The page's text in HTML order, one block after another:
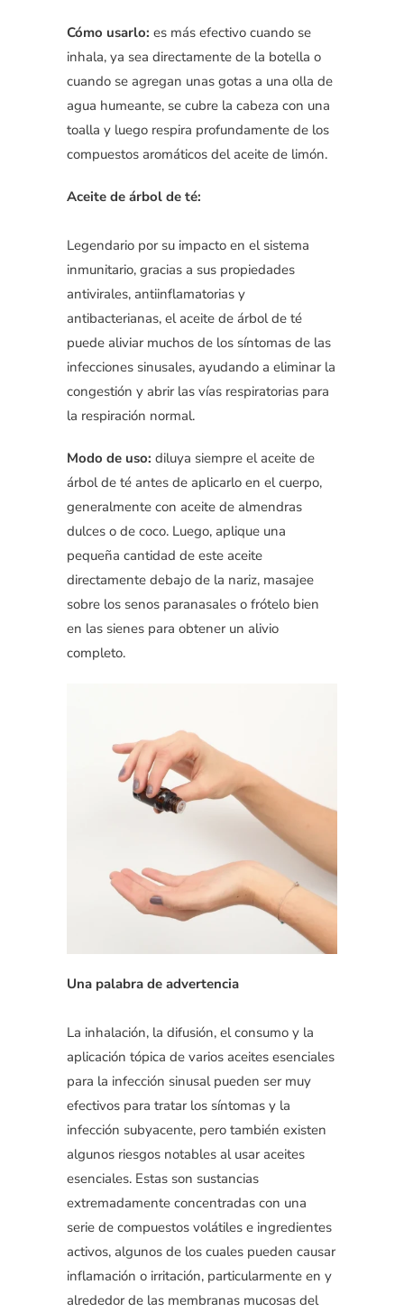
Cómo usarlo: es más efectivo cuando se
inhala, ya sea directamente de la botella o
cuando se agregan unas gotas a una olla de
agua humeante, se cubre la cabeza con una
toalla y luego respira profundamente de los
compuestos aromáticos del aceite de limón.
Aceite de árbol de té:
Legendario por su impacto en el sistema
inmunitario, gracias a sus propiedades
antivirales, antiinflamatorias y
antibacterianas, el aceite de árbol de té
puede aliviar muchos de los síntomas de las
infecciones sinusales, ayudando a eliminar la
congestión y abrir las vías respiratorias para
la respiración normal.
Modo de uso: diluya siempre el aceite de
árbol de té antes de aplicarlo en el cuerpo,
generalmente con aceite de almendras
dulces o de coco. Luego, aplique una
pequeña cantidad de este aceite
directamente debajo de la nariz, masajee
sobre los senos paranasales o frótelo bien
en las sienes para obtener un alivio
completo.
Una palabra de advertencia
La inhalación, la difusión, el consumo y la
aplicación tópica de varios aceites esenciales
para la infección sinusal pueden ser muy
efectivos para tratar los síntomas y la
infección subyacente, pero también existen
algunos riesgos notables al usar aceites
esenciales. Estas son sustancias
extremadamente concentradas con una
serie de compuestos volátiles e ingredientes
activos, algunos de los cuales pueden causar
inflamación o irritación, particularmente en y
alrededor de las membranas mucosas del